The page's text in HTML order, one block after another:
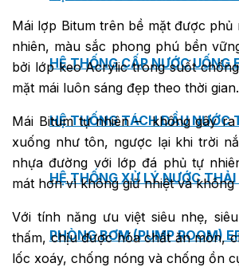
HỆ THỐNG CẤP NƯỚC UỐNG
HỆ THỐNG TÁCH DẦU NƯỚC
HỆ THỐNG XỬ LÝ NƯỚC
PHÒNG BƠM (PUMP ROOM)
Mái lợp Bitum trên bề mặt được
nhiên, màu sắc phong phú bền
bởi lớp keo Acrylic trong suốt
mặt mái luôn sáng đẹp theo thời gian.
Mái Bitum tự nhiên – không gây
xuống như tôn, ngược lại khi trời
nhựa đường với lớp đá phủ tự
mát hơn vì không giữ nhiệt và
Với tính năng ưu việt siêu nhẹ,
thấm, chịu được hóa chất ăn mòn,
lốc xoáy, chống nóng và chống ồn